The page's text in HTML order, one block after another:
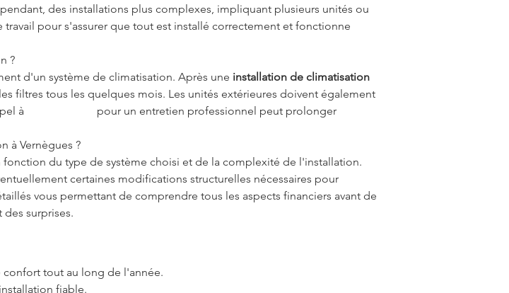
des installations plus complexes, impliquant plusieurs unités ou
pour s'assurer que tout est installé correctement et fonctionne
?
d'un système de climatisation. Après une installation de climatisation
filtres tous les quelques mois. Les unités extérieures doivent également
à
pour un entretien professionnel peut prolonger
à Vernègues ?
fonction du type de système choisi et de la complexité de l'installation.
certaines modifications structurelles nécessaires pour
vous permettant de comprendre tous les aspects financiers avant de
des surprises.
confort tout au long de l'année.
fiable.